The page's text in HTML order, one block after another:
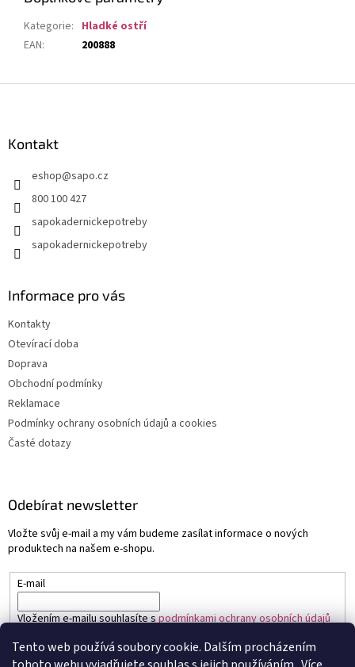
Tento web používá soubory cookie. Dalším procházením
Kategorie: Hladké ostří
EAN: 200888
Kontakt
eshop@sapo.cz
800 100 427
sapokadernickepotreby
sapokadernickepotreby
Informace pro vás
Kontakty
Otevírací doba
Doprava
Obchodní podmínky
Reklamace
Podmínky ochrany osobních údajů a cookies
Časté dotazy
Odebírat newsletter
Vložte svůj e-mail a my vám budeme zasílat informace o nových
produktech na našem e-shopu.
E-mail
Vložením e-mailu souhlasíte spodmínkami ochrany osobních údajů
PŘIHLÁSIT SE